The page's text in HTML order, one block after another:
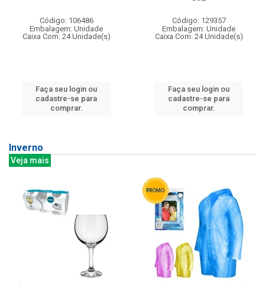
Código: 106486
Embalagem: Unidade
Caixa Com: 24 Unidade(s)
Faça seu login ou
cadastre-se para
comprar.
Código: 129357
Embalagem: Unidade
Caixa Com: 24 Unidade(s)
Faça seu login ou
cadastre-se para
comprar.
Inverno
Veja mais